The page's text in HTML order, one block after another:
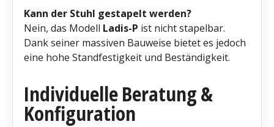
Kann der Stuhl gestapelt werden?
Nein, das Modell Ladis-P ist nicht stapelbar.
Dank seiner massiven Bauweise bietet es jedoch
eine hohe Standfestigkeit und Beständigkeit.
Individuelle Beratung &
Konfiguration